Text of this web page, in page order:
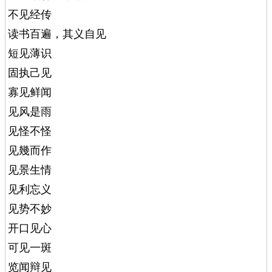
不见经传
读书百遍，其义自见
短见薄识
固执己见
寡见鲜闻
见风是雨
见怪不怪
见幾而作
见景生情
见利忘义
见势不妙
开口见心
可见一斑
览闻辩见